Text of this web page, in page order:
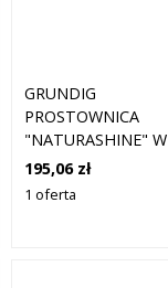
GRUNDIG
PROSTOWNICA
"NATURASHINE" W
KOLORZE CZARNO-
RÓŻOWOZŁOTYM
195,06 zł
1 oferta